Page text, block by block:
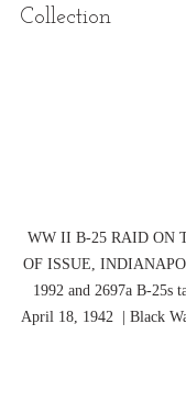
Collection
WW II B-25 RAID ON
OF ISSUE,
1992 and 2697a B-25s
April 18, 1942  | Black